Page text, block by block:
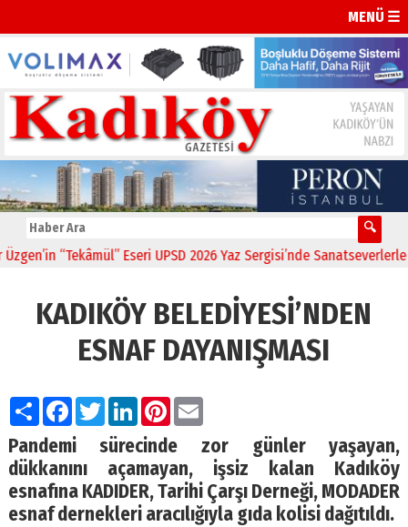
MENÜ ☰
“Tekâmül” Eseri UPSD 2026 Yaz Sergisi’nde Sanatseverlerle
KADIKÖY BELEDİYESİ’NDEN
ESNAF DAYANIŞMASI
PaylaşFacebook
TwitterLinkedIn
Pinterest
Email
Pandemi sürecinde zor günler yaşayan,
dükkanını açamayan, işsiz kalan Kadıköy
esnafına KADIDER, Tarihi Çarşı Derneği, MODADER
esnaf dernekleri aracılığıyla gıda kolisi dağıtıldı.